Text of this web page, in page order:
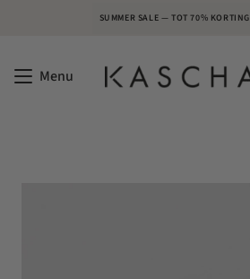
SUMMER SALE — TOT 70% KORTING
Menu